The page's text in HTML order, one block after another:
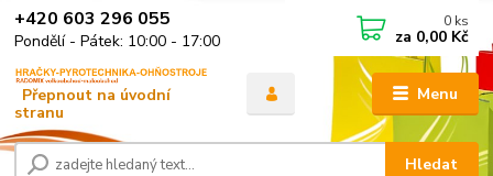
Menu
Hledat
+420 603 296 055
Pondělí - Pátek: 10:00 - 17:00
0 ks
za 0,00 Kč